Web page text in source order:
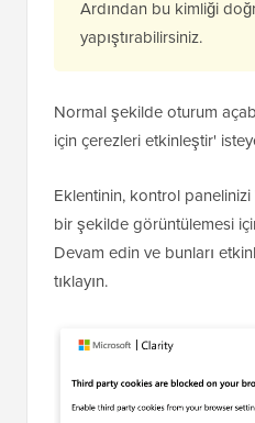
Ardından bu kimliği
yapıştırabilirsiniz.
Normal şekilde oturum
için çerezleri etkinleştir'
Eklentinin, kontrol
bir şekilde görüntülemesi
Devam edin ve bunları
tıklayın.